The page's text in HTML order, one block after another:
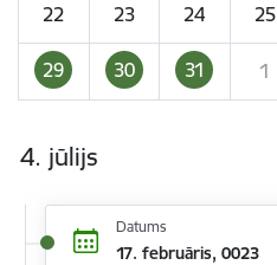
22 23 24 25
29 30 31 1
4. jūlijs
Datums
17. februāris, 0023